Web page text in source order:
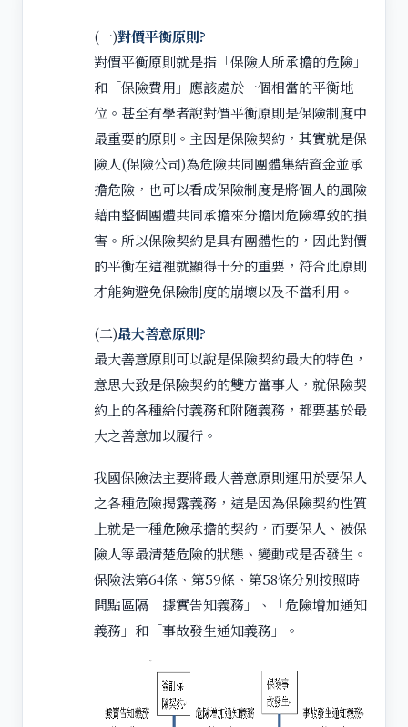
(一)對價平衡原則?
對價平衡原則就是指「保險人所承擔的危險」
和「保險費用」應該處於一個相當的平衡地
位。甚至有學者說對價平衡原則是保險制度中
最重要的原則。主因是保險契約，其實就是保
險人(保險公司)為危險共同團體集結資金並承
擔危險，也可以看成保險制度是將個人的風險
藉由整個團體共同承擔來分擔因危險導致的損
害。所以保險契約是具有團體性的，因此對價
的平衡在這裡就顯得十分的重要，符合此原則
才能夠避免保險制度的崩壞以及不當利用。
(二)最大善意原則?
最大善意原則可以說是保險契約最大的特色，
意思大致是保險契約的雙方當事人，就保險契
約上的各種給付義務和附隨義務，都要基於最
大之善意加以履行。
我國保險法主要將最大善意原則運用於要保人
之各種危險揭露義務，這是因為保險契約性質
上就是一種危險承擔的契約，而要保人、被保
險人等最清楚危險的狀態、變動或是否發生。
保險法第64條、第59條、第58條分別按照時
間點區隔「據實告知義務」、「危險增加通知
義務」和「事故發生通知義務」。